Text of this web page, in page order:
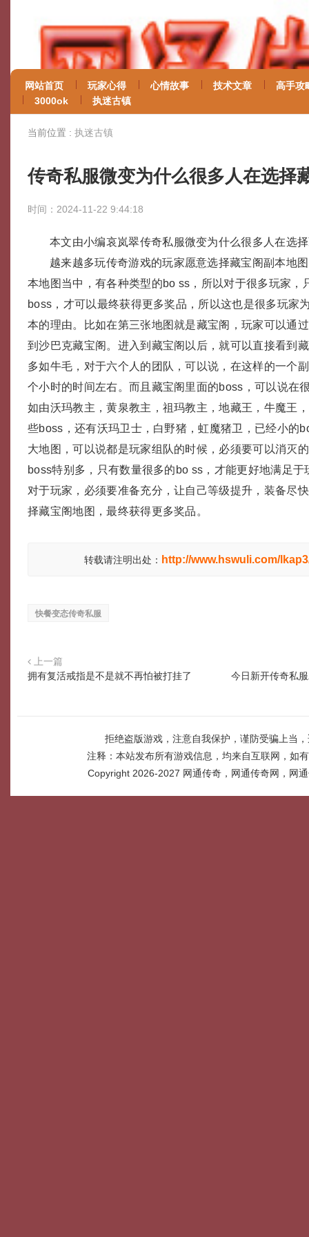
网站首页 玩家心得 心情故事 技术文章
高手攻
3000ok
执迷古镇
当前位置 : 执迷古镇
传奇私服微变为什么很多人在选择
时间：2024-11-22 9:44:18
本文由小编哀岚翠传奇私服微变为什么很多人在选
越来越多玩传奇游戏的玩家愿意选择藏宝阁副本地
本地图当中，有各种类型的bo ss，所以对于很多玩家，
boss，才可以最终获得更多奖品，所以这也是很多玩家
本的理由。比如在第三张地图就是藏宝阁，玩家可以通
到沙巴克藏宝阁。进入到藏宝阁以后，就可以直接看到
多如牛毛，对于六个人的团队，可以说，在这样的一个
个小时的时间左右。而且藏宝阁里面的boss，可以说在
如由沃玛教主，黄泉教主，祖玛教主，地藏王，牛魔王
些boss，还有沃玛卫士，白野猪，虹魔猪卫，已经小的
大地图，可以说都是玩家组队的时候，必须要可以消灭
boss特别多，只有数量很多的bo ss，才能更好地满足于
对于玩家，必须要准备充分，让自己等级提升，装备尽
择藏宝阁地图，最终获得更多奖品。
转载请注明出处： http://www.hswuli.com/
快餐变态传奇私服
上一篇
拥有复活戒指是不是就不再怕被打挂了
今日新开传奇私
拒绝盗版游戏，注意自我保护，谨防受骗上当
注释：本站发布所有游戏信息，均来自互联网，如
Copyright 2026-2027 网通传奇，网通传奇网，网